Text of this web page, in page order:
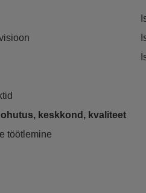
keskkond, kvaliteet
töötlemine